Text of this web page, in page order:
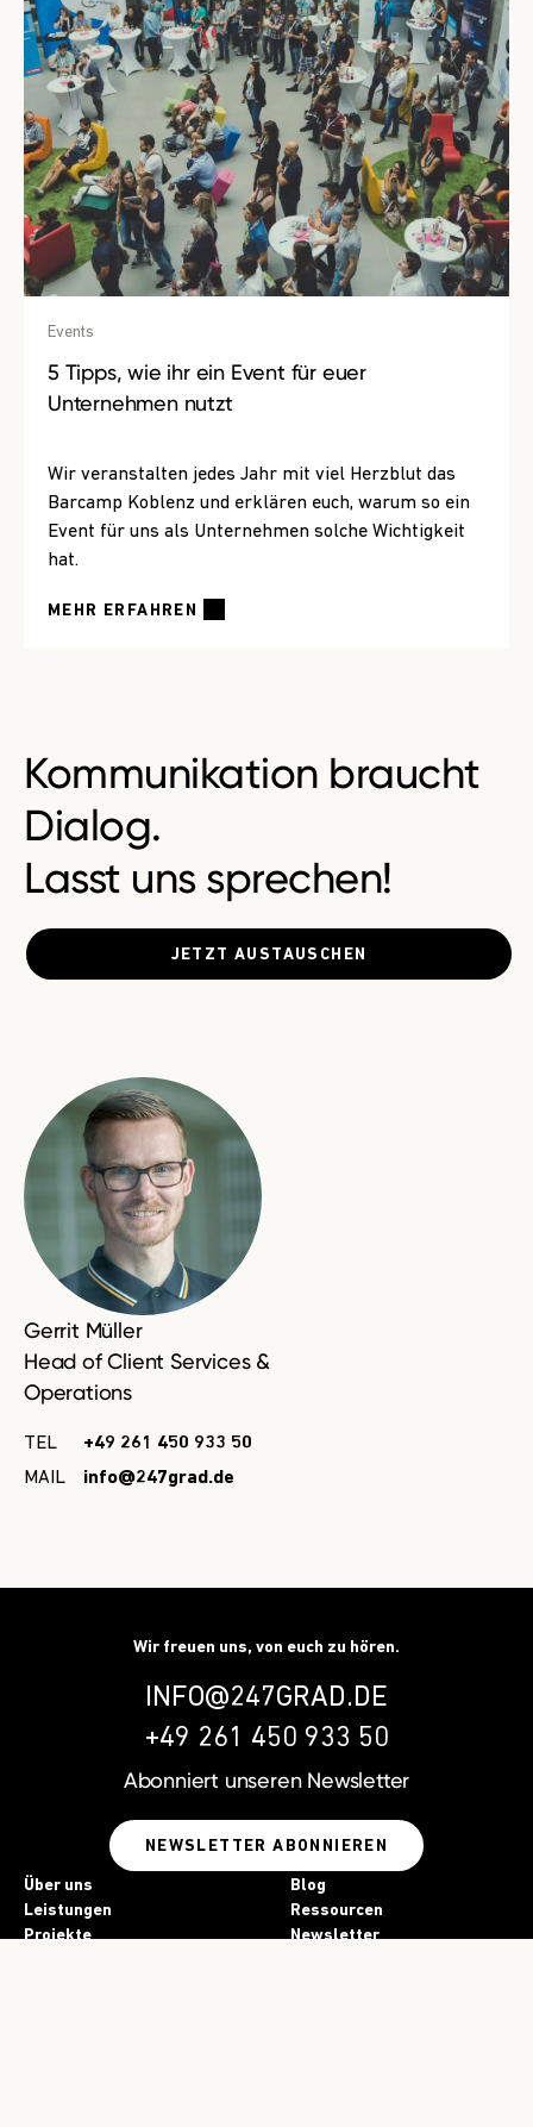
Events
5 Tipps, wie ihr ein Event für euer
Unternehmen nutzt
Wir veranstalten jedes Jahr mit viel Herzblut das
Barcamp Koblenz und erklären euch, warum so ein
Event für uns als Unternehmen solche Wichtigkeit
hat.
MEHR ERFAHREN
Kommunikation braucht
Dialog.
Lasst uns sprechen!
JETZT AUSTAUSCHEN
Gerrit Müller
Head of Client Services &
Operations
TEL
+49 261 450 933 50
MAIL
info@247grad.de
Wir freuen uns, von euch zu hören.
INFO@247GRAD.DE
+49 261 450 933 50
Abonniert unseren Newsletter
NEWSLETTER ABONNIEREN
Über uns
Leistungen
Projekte
Blog
Ressourcen
Newsletter